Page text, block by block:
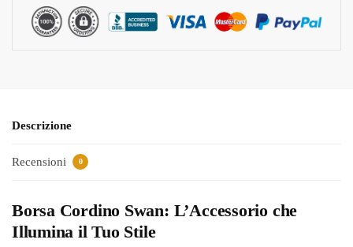
Descrizione
Recensioni 0
Borsa Cordino Swan: L’Accessorio che
Illumina il Tuo Stile